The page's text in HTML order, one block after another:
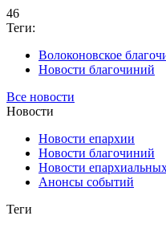
46
Теги:
Волоконовское
Новости благочиний
Все новости
Новости
Новости епархии
Новости благочиний
Новости
Анонсы событий
Теги